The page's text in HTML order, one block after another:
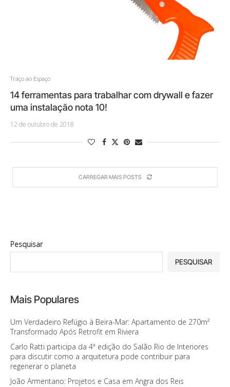
Traço ao Espaço
14 ferramentas para trabalhar com drywall e fazer
uma instalação nota 10!
12 de outubro de 2018
CARREGAR MAIS POSTS
Pesquisar
PESQUISAR
Mais Populares
Um Verdadeiro Refúgio à Beira-Mar: Apartamento de 270m²
Transformado Após Retrofit em Riviera
Carlo Ratti participa da 4ª edição do Salão Rio de Interiores
para discutir como a arquitetura pode contribuir para
regenerar o planeta
João Armentano: Projetos e Casa em Angra dos Reis